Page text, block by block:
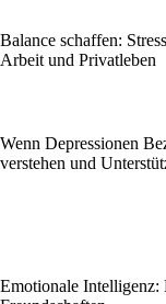
Balance schaffen:
Arbeit und Privatleben
Wenn Depressionen
verstehen und
Emotionale Intelligenz: